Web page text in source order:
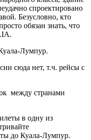
спроектировано
Безусловно, кто
обязан знать, что
Лумпур.
сюда нет, т.ч. рейсы с
между странами
в одну из
до Куала-Лумпур.